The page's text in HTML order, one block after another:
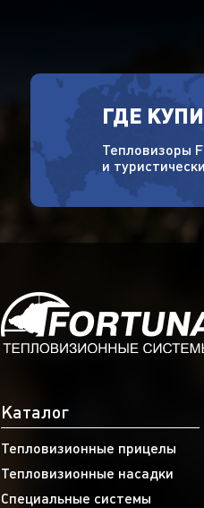
ГДЕ
Тепловизоры
и
Каталог
Тепловизионные прицелы
Тепловизионные насадки
Специальные системы